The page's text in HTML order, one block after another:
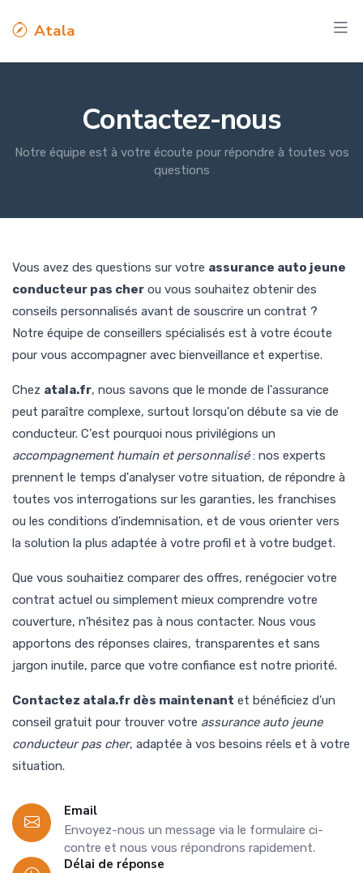
Atala
Contactez-nous
Notre équipe est à votre écoute pour répondre à toutes vos
questions
Vous avez des questions sur votre assurance auto jeune
conducteur pas cher ou vous souhaitez obtenir des
conseils personnalisés avant de souscrire un contrat ?
Notre équipe de conseillers spécialisés est à votre écoute
pour vous accompagner avec bienveillance et expertise.
Chez atala.fr, nous savons que le monde de l'assurance
peut paraître complexe, surtout lorsqu'on débute sa vie de
conducteur. C'est pourquoi nous privilégions un
accompagnement humain et personnalisé: nos experts
prennent le temps d'analyser votre situation, de répondre à
toutes vos interrogations sur les garanties, les franchises
ou les conditions d'indemnisation, et de vous orienter vers
la solution la plus adaptée à votre profil et à votre budget.
Que vous souhaitiez comparer des offres, renégocier votre
contrat actuel ou simplement mieux comprendre votre
couverture, n'hésitez pas à nous contacter. Nous vous
apportons des réponses claires, transparentes et sans
jargon inutile, parce que votre confiance est notre priorité.
Contactez atala.fr dès maintenant et bénéficiez d'un
conseil gratuit pour trouver votre assurance auto jeune
conducteur pas cher, adaptée à vos besoins réels et à votre
situation.
Email
Envoyez-nous un message via le formulaire ci-
contre et nous vous répondrons rapidement.
Délai de réponse